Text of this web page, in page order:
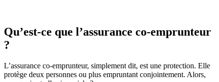
Qu’est-ce que l’assurance co-emprunteur
?
L’assurance co-emprunteur, simplement dit, est une protection. Elle
protège deux personnes ou plus empruntant conjointement. Alors,